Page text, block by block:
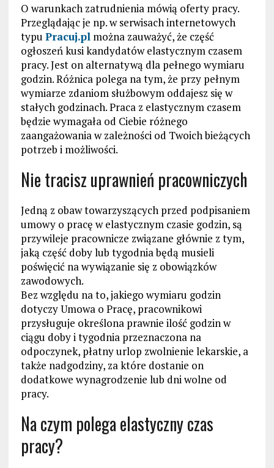
O warunkach zatrudnienia mówią oferty pracy.
Przeglądając je np. w serwisach internetowych
typu Pracuj.plmożna zauważyć, że część
ogłoszeń kusi kandydatów elastycznym czasem
pracy. Jest on alternatywą dla pełnego wymiaru
godzin. Różnica polega na tym, że przy pełnym
wymiarze zdaniom służbowym oddajesz się w
stałych godzinach. Praca z elastycznym czasem
będzie wymagała od Ciebie różnego
zaangażowania w zależności od Twoich bieżących
potrzeb i możliwości.
Nie tracisz uprawnień pracowniczych
Jedną z obaw towarzyszących przed podpisaniem
umowy o pracę w elastycznym czasie godzin, są
przywileje pracownicze związane głównie z tym,
jaką część doby lub tygodnia będą musieli
poświęcić na wywiązanie się z obowiązków
zawodowych.
Bez względu na to, jakiego wymiaru godzin
dotyczy Umowa o Pracę, pracownikowi
przysługuje określona prawnie ilość godzin w
ciągu doby i tygodnia przeznaczona na
odpoczynek, płatny urlop zwolnienie lekarskie, a
także nadgodziny, za które dostanie on
dodatkowe wynagrodzenie lub dni wolne od
pracy.
Na czym polega elastyczny czas
pracy?